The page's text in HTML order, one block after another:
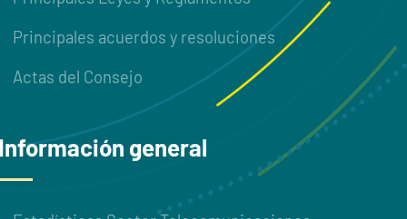
Principales acuerdos y resoluciones
Actas del Consejo
general